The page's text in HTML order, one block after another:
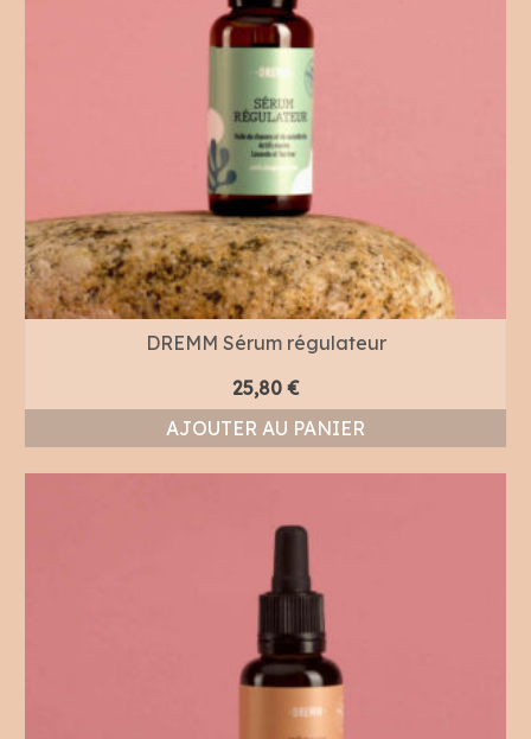
DREMM Sérum régulateur
25,80 €
AJOUTER AU PANIER